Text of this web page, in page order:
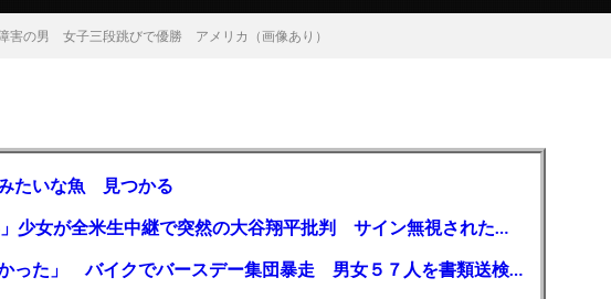
害の男 女子三段跳びで優勝 アメリカ（画像あり）
みたいな魚 見つかる
【MLB】「大谷は謙虚ではない」少女が全米生中継で突然の大谷翔平批判 サイン無視された過去明かす
【千葉】「みんなで走れて楽しかった」 バイクでバースデー集団暴走 男女５７人を書類送検 SNSで参加者募る